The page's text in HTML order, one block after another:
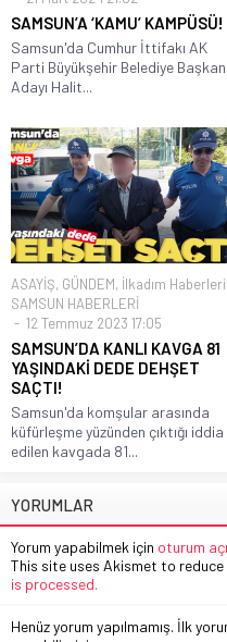
SAMSUN’A ‘KAMU’ KAMPÜSÜ!
Samsun'da Cumhur İttifakı AK
Parti Büyükşehir Belediye Başkan
Adayı Halit...
ASAYİŞ, GÜNDEM, İlkadım Haberleri
SAMSUN HABERLERİ
12 Temmuz 2023 17:05
SAMSUN’DA KANLI KAVGA 81
YAŞINDAKİ DEDE DEHŞET
SAÇTI!
Samsun'da komşular arasında
küfürleşme yüzünden çıktığı iddia
edilen kavgada 81...
YORUMLAR
Yorum yapabilmek için oturum
This site uses Akismet to reduce
is processed.
Henüz yorum yapılmamış. İlk